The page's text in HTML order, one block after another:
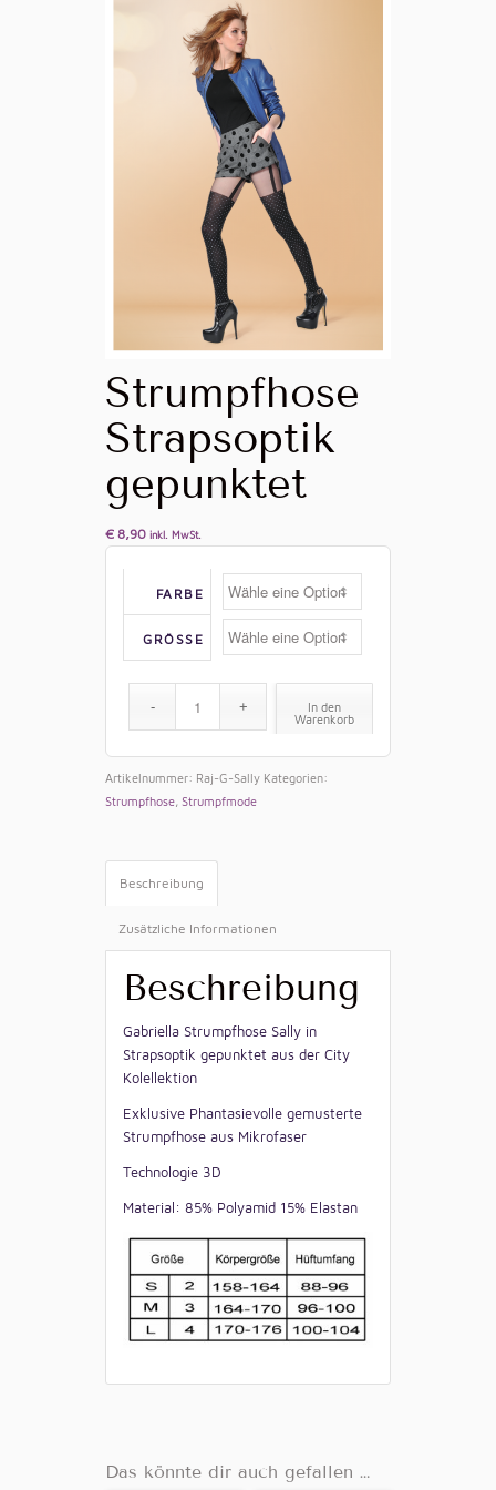
Strumpfhose
Strapsoptik
gepunktet
€ 8,90 inkl. MwSt.
FARBE
GRÖSSE
In den
Warenkorb
Artikelnummer: Raj-G-Sally Kategorien:
Strumpfhose, Strumpfmode
Beschreibung
Zusätzliche Informationen
Beschreibung
Gabriella Strumpfhose Sally in
Strapsoptik gepunktet aus der City
Kolellektion
Exklusive Phantasievolle gemusterte
Strumpfhose aus Mikrofaser
Technologie 3D
Material: 85% Polyamid 15% Elastan
Das könnte dir auch gefallen …